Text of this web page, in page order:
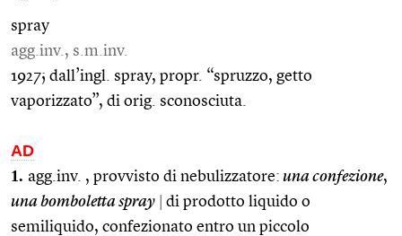
spray
agg.inv., s.m.inv.
1927; dall’ingl. spray, propr. “spruzzo, getto
vaporizzato”, di orig. sconosciuta.
AD
1. agg.inv. , provvisto di nebulizzatore: una confezione,
una bombolettaspray
di prodotto liquido o
semiliquido, confezionato entro un piccolo